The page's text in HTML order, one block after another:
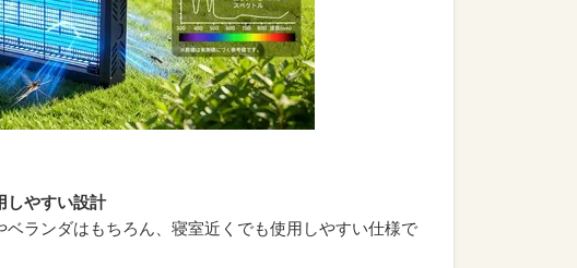
しやすい設計
ランダはもちろん、寝室近くでも使用しやすい仕様で